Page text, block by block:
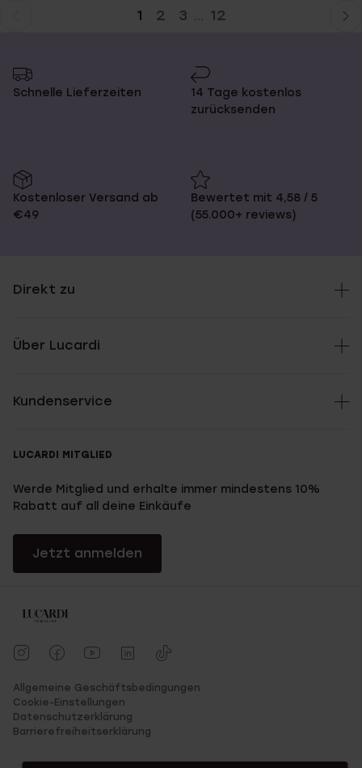
1 2 3 ... 12
Schnelle Lieferzeiten
14 Tage kostenlos
zurücksenden
Kostenloser Versand ab
€49
Bewertet mit 4,58 / 5
(55.000+ reviews)
Direkt zu
Über Lucardi
Kundenservice
LUCARDI MITGLIED
Werde Mitglied und erhalte immer mindestens 10%
Rabatt auf all deine Einkäufe
Jetzt anmelden
Allgemeine Geschäftsbedingungen
Cookie-Einstellungen
Datenschutzerklärung
Barrierefreiheitserklärung